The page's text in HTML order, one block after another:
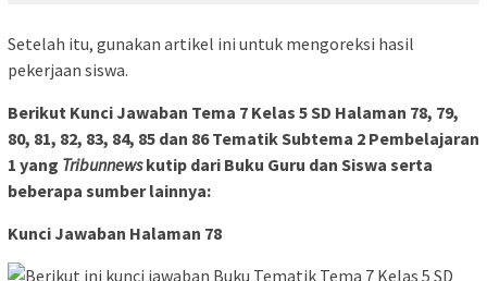
Setelah itu, gunakan artikel ini untuk mengoreksi hasil
pekerjaan siswa.
Berikut Kunci Jawaban Tema 7 Kelas 5 SD Halaman 78, 79,
80, 81, 82, 83, 84, 85 dan 86 Tematik Subtema 2 Pembelajaran
1 yang Tribunnewskutip dari Buku Guru dan Siswa serta
beberapa sumber lainnya:
Kunci Jawaban Halaman 78